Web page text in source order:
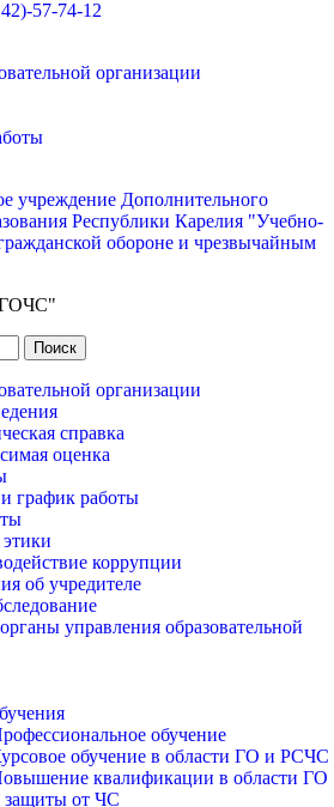
57-74-12
организации
учреждение Дополнительного
Республики Карелия "Учебно-
обороне и чрезвычайным
организации
справка
оценка
график работы
коррупции
об учредителе
управления образовательной
обучение
обучение в области ГО и РСЧС
квалификации в области ГО
защиты от ЧС